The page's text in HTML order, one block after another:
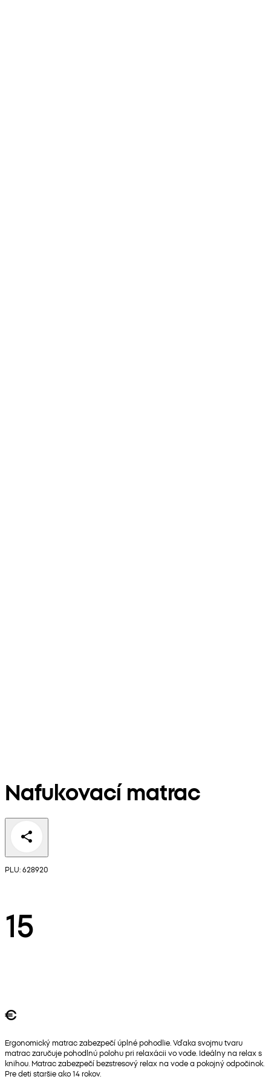
Nafukovací matrac
PLU: 628920
15
€
Ergonomický matrac zabezpečí úplné pohodlie. Vďaka svojmu tvaru
matrac zaručuje pohodlnú polohu pri relaxácii vo vode. Ideálny na relax s
knihou. Matrac zabezpečí bezstresový relax na vode a pokojný odpočinok.
Pre deti staršie ako 14 rokov.